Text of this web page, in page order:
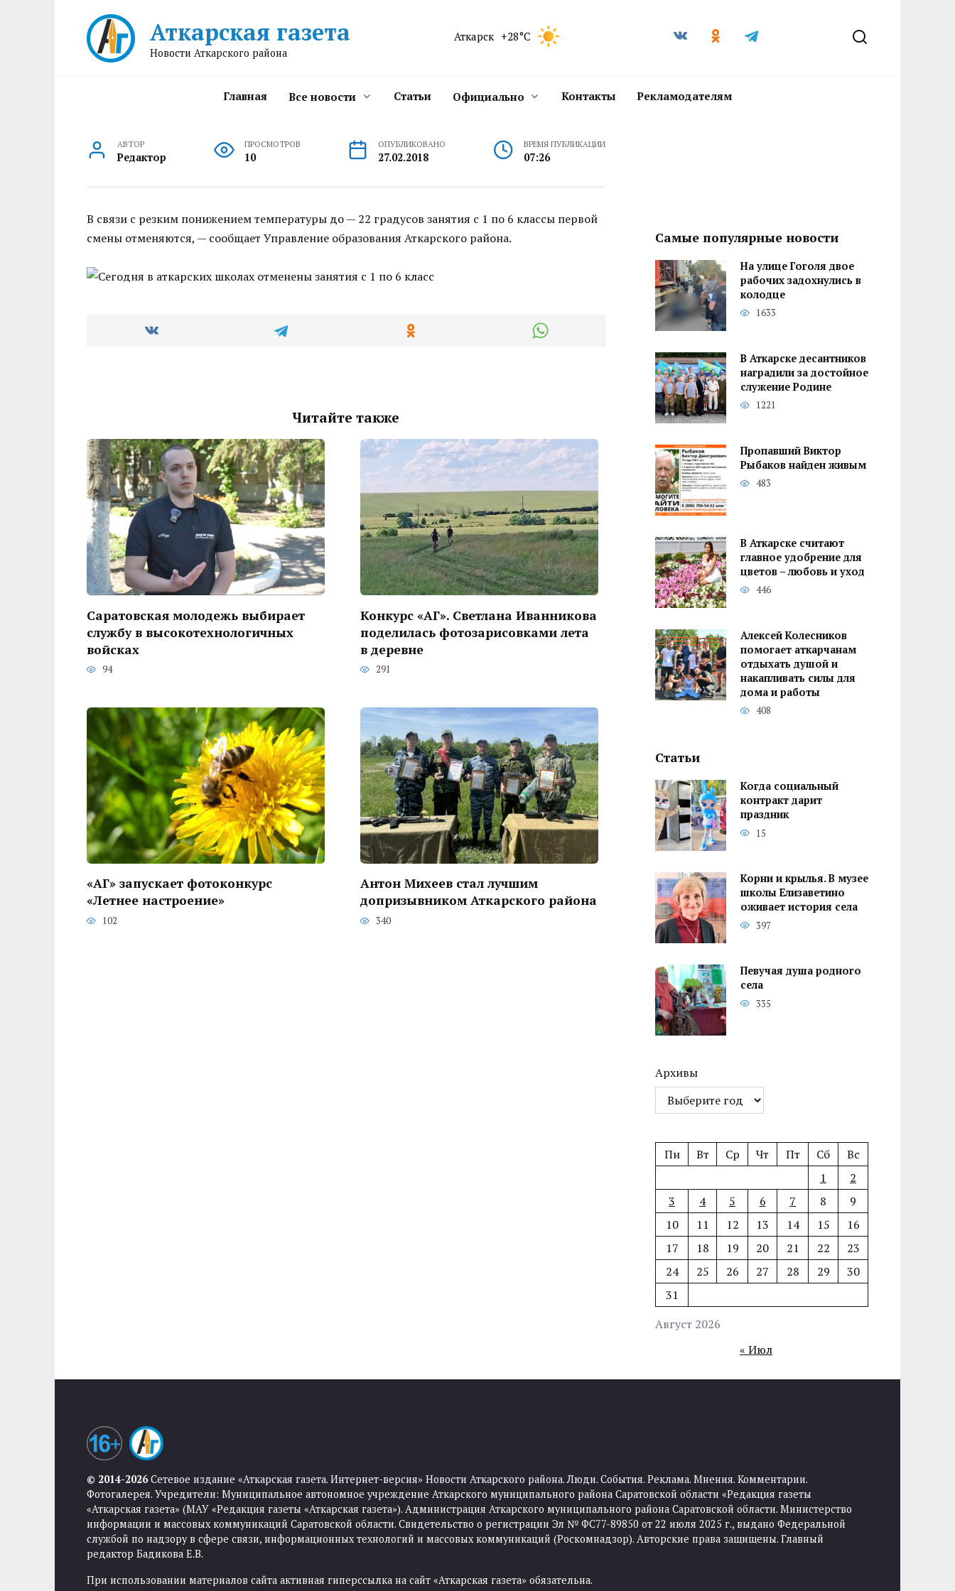
Аткарская газета
Новости Аткарского района
Аткарск +28°C
Главная Все новости Статьи Официально Контакты Рекламодателям
АВТОР
Редактор
ПРОСМОТРОВ
10
ОПУБЛИКОВАНО
27.02.2018
ВРЕМЯ ПУБЛИКАЦИИ
07:26
В связи с резким понижением температуры до — 22 градусов занятия с 1 по 6 классы первой
смены отменяются, — сообщает Управление образования Аткарского района.
Читайте также
Саратовская молодежь выбирает
службу в высокотехнологичных
войсках
94
Конкурс «АГ». Светлана Иванникова
поделилась фотозарисовками лета
в деревне
291
«АГ» запускает фотоконкурс
«Летнее настроение»
102
Антон Михеев стал лучшим
допризывником Аткарского района
340
Самые популярные новости
На улице Гоголя двое
рабочих задохнулись в
колодце
1633
В Аткарске десантников
наградили за достойное
служение Родине
1221
Пропавший Виктор
Рыбаков найден живым
483
В Аткарске считают
главное удобрение для
цветов – любовь и уход
446
Алексей Колесников
помогает аткарчанам
отдыхать душой и
накапливать силы для
дома и работы
408
Статьи
Когда социальный
контракт дарит
праздник
15
Корни и крылья. В музее
школы Елизаветино
оживает история села
397
Певучая душа родного
села
335
Архивы
Август 2026
Пн Вт Ср Чт Пт Сб
Вс
1
2
3
4 5 6 7 8
9
10
11 12 13 14 15
16
17
18 19 20 21 22
23
24
25 26 27 28 29
30
31
« Июл
© 2014-2026Сетевое издание «Аткарская газета. Интернет-версия» Новости Аткарского района. Люди. События. Реклама. Мнения. Комментарии.
Фотогалерея. Учредители: Муниципальное автономное учреждение Аткарского муниципального района Саратовской области «Редакция газеты
«Аткарская газета» (МАУ «Редакция газеты «Аткарская газета»). Администрация Аткарского муниципального района Саратовской области. Министерство
информации и массовых коммуникаций Саратовской области. Свидетельство о регистрации Эл № ФС77-89850 от 22 июля 2025 г., выдано Федеральной
службой по надзору в сфере связи, информационных технологий и массовых коммуникаций (Роскомнадзор). Авторские права защищены. Главный
редактор Бадикова Е.В.
При использовании материалов сайта активная гиперссылка на сайт «Аткарская газета» обязательна.